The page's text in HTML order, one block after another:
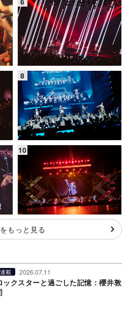
もっと見る
連載 2026.07.11
ックスターと過ごした記憶：櫻井敦